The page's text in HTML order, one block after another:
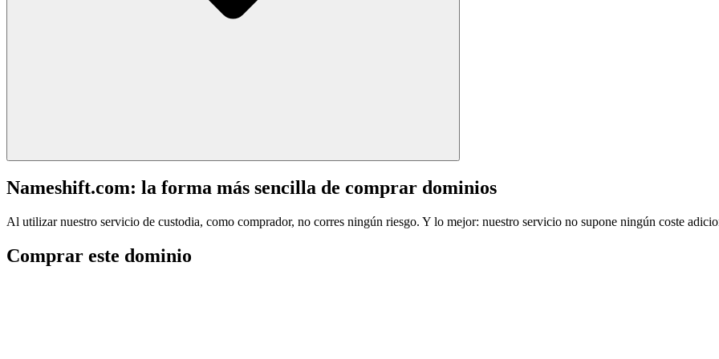
Nameshift.com: la forma más sencilla de comprar dominios
Al utilizar nuestro servicio de custodia, como comprador, no corres ningún riesgo. Y lo mejor: nuestro servicio no supone ningún coste
Comprar este dominio